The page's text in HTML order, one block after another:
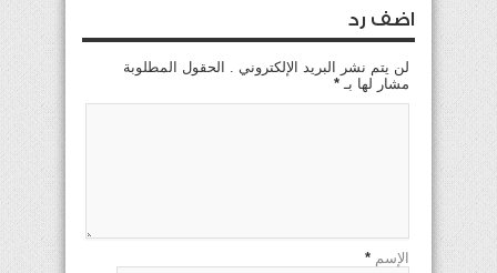
اضف رد
لن يتم نشر البريد الإلكتروني . الحقول المطلوبة
مشار لها بـ *
الإسم *